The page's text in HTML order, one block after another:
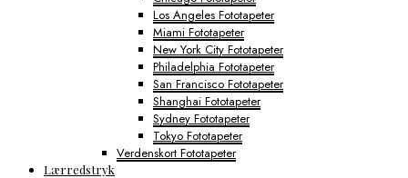
Los Angeles Fototapeter
Miami Fototapeter
New York City Fototapeter
Philadelphia Fototapeter
San Francisco Fototapeter
Shanghai Fototapeter
Sydney Fototapeter
Tokyo Fototapeter
Verdenskort Fototapeter
Lærredstryk